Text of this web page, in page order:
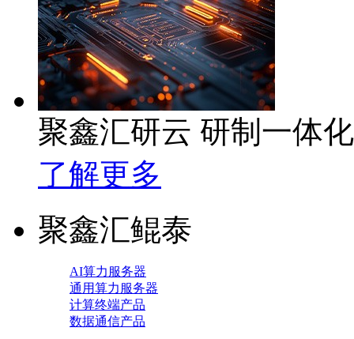
聚鑫汇研云 研制一体
了解更多
聚鑫汇鲲泰
AI算力服务器
通用算力服务器
计算终端产品
数据通信产品